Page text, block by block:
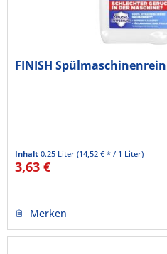
FINISH
Inhalt0.25 Liter(14,52 € * / 1 Liter)
3,63 €
Merken